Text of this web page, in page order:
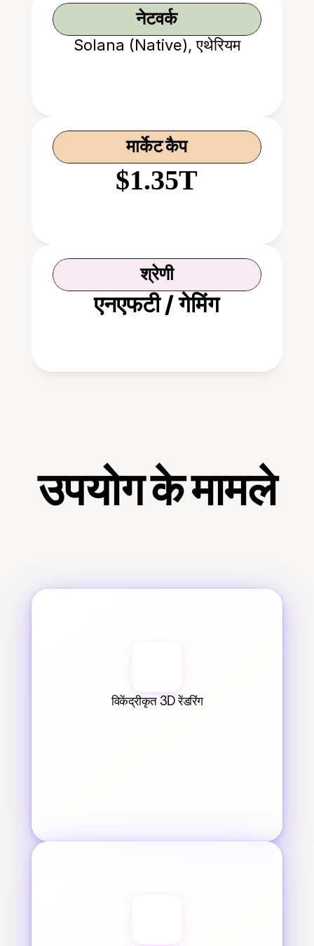
नेटवर्क
Solana (Native), एथेरियम
मार्केट कैप
$1.35T
श्रेणी
एनएफटी / गेमिंग
उपयोग के मामले
विकेंद्रीकृत 3D रेंडरिंग